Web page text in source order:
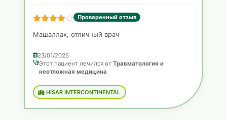
Проверенный отзыв
Машаллах, отличный врач
23/01/2025
Этот пациент лечился отТравматология и
неотложная медицина
HISAR INTERCONTINENTAL